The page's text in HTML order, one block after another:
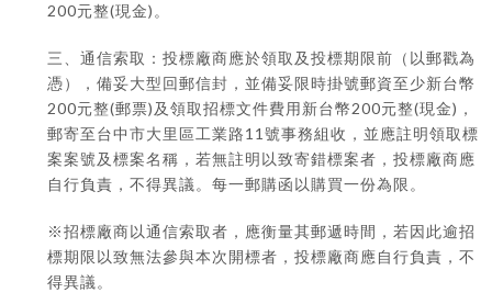
200元整(現金) 。
三、通信索取：投標廠商應於領取及投標期限前（以郵戳為
憑），備妥大型回郵信封，並備妥限時掛號郵資至少新台幣
200元整(郵票) 及領取招標文件費用新台幣200元整(現金) ，
郵寄至台中市大里區工業路 11號事務組收，並應註明領取標
案案號及標案名稱，若無註明以致寄錯標案者，投標廠商應
自行負責，不得異議。每一郵購函以購買一份為限。
※招標廠商以通信索取者，應衡量其郵遞時間，若因此逾招
標期限以致無法參與本次開標者，投標廠商應自行負責，不
得異議。